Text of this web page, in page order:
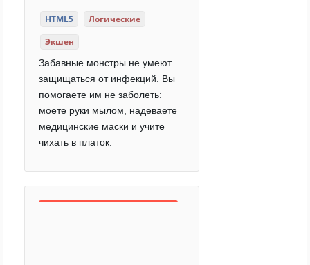
HTML5
Логические
Экшен
Забавные монстры не умеют
защищаться от инфекций. Вы
помогаете им не заболеть:
моете руки мылом, надеваете
медицинские маски и учите
чихать в платок.